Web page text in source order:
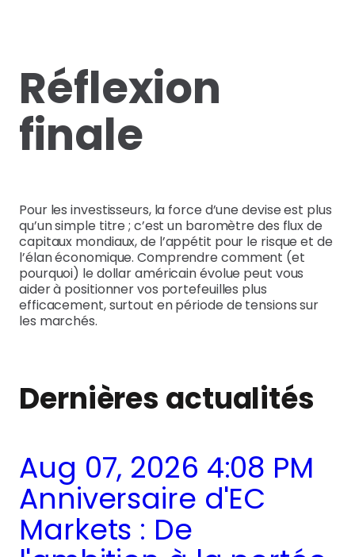
Réflexion
finale
Pour les investisseurs, la force d’une devise est plus
qu’un simple titre ; c’est un baromètre des flux de
capitaux mondiaux, de l’appétit pour le risque et de
l’élan économique. Comprendre comment (et
pourquoi) le dollar américain évolue peut vous
aider à positionner vos portefeuilles plus
efficacement, surtout en période de tensions sur
les marchés.
Dernières actualités
Aug 07, 2026 4:08 PM
Anniversaire d'EC
Markets : De